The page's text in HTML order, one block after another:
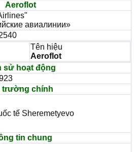
Aeroflot
авиалинии»
Tên hiệu
Aeroflot
sử hoạt động
trường chính
tế Sheremetyevo
tin chung